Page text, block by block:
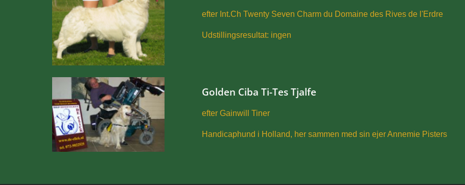
efter Int.Ch Twenty Seven Charm du Domaine des Rives de l'Erdre
Udstillingsresultat: ingen
Golden Ciba Ti-Tes Tjalfe
efter Gainwill Tiner
Handicaphund i Holland, her sammen med sin ejer Annemie Pisters